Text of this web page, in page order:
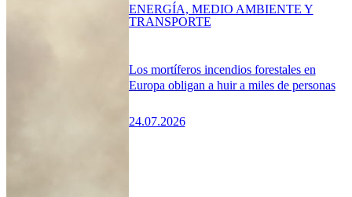
Los mortíferos incendios forestales en
Europa obligan a huir a miles de personas
24.07.2026
ENERGÍA, MEDIO AMBIENTE Y
TRANSPORTE